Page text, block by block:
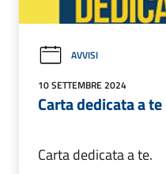
AVVISI
10 SETTEMBRE 2024
Carta dedicata a
Carta dedicata a te.